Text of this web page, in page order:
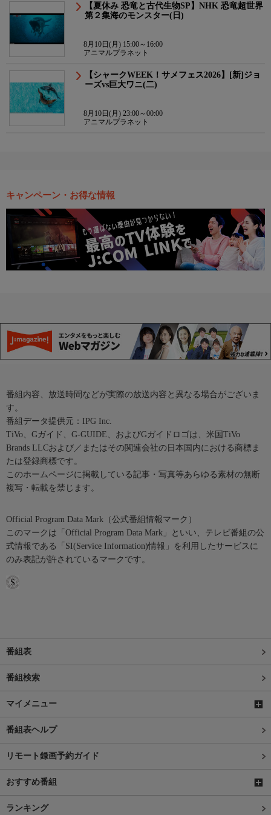
【夏休み 恐竜と古代生物SP】NHK 恐竜超世界
第２集海のモンスター(日)
8月10日(月) 15:00～16:00
アニマルプラネット
【シャークWEEK！サメフェス2026】[新]ジョ
ーズvs巨大ワニ(二)
8月10日(月) 23:00～00:00
アニマルプラネット
キャンペーン・お得な情報
番組内容、放送時間などが実際の放送内容と異なる場合がございま
す。
番組データ提供元：IPG Inc.
TiVo、Gガイド、G-GUIDE、およびGガイドロゴは、米国TiVo
Brands LLCおよび／またはその関連会社の日本国内における商標ま
たは登録商標です。
このホームページに掲載している記事・写真等あらゆる素材の無断
複写・転載を禁じます。
Official Program Data Mark（公式番組情報マーク）
このマークは「Official Program Data Mark」といい、テレビ番組の公
式情報である「SI(Service Information)情報」を利用したサービスに
のみ表記が許されているマークです。
番組表
番組検索
マイメニュー
番組表ヘルプ
リモート録画予約ガイド
おすすめ番組
ランキング